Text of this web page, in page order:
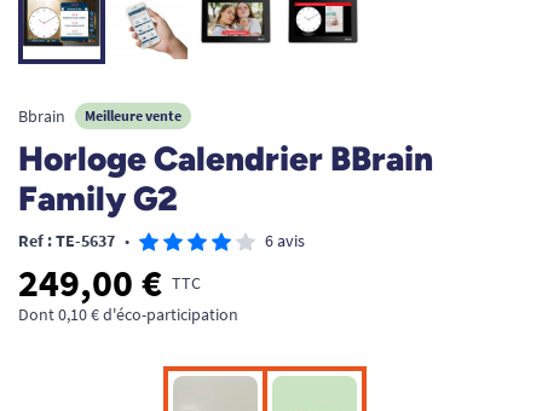
Bbrain Meilleure vente
Horloge Calendrier BBrain
Family G2
Ref : TE-5637 • 6 avis
249,00 € TTC
Dont 0,10 € d'éco-participation